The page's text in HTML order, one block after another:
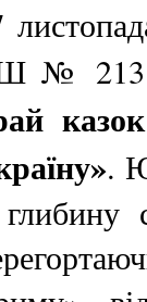
№ 213
.